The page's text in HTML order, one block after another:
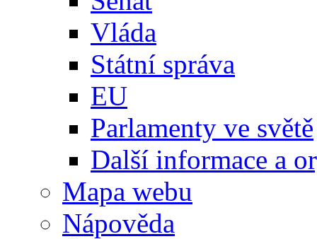
Vláda
Státní správa
EU
Parlamenty ve světě
Další informace a
Mapa webu
Nápověda